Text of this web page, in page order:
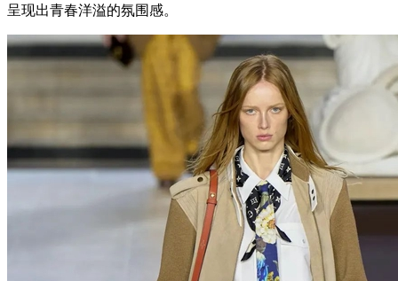
呈现出青春洋溢的氛围感。